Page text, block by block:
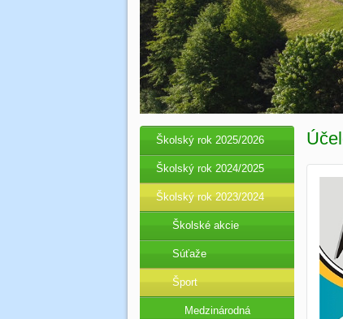
Školský rok 2025/2026
Školský rok 2024/2025
Školský rok 2023/2024
Školské akcie
Súťaže
Šport
Medzinárodná